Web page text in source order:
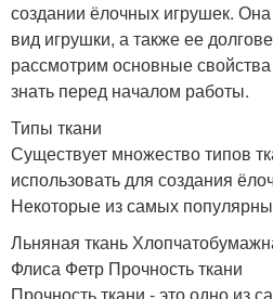
создании ёлочных игрушек.
вид игрушки, а также ее
рассмотрим основные
знать перед началом работы.
Типы ткани
Существует множество типов
использовать для создания
Некоторые из самых
Льняная ткань
Флиса Фетр Прочность ткани